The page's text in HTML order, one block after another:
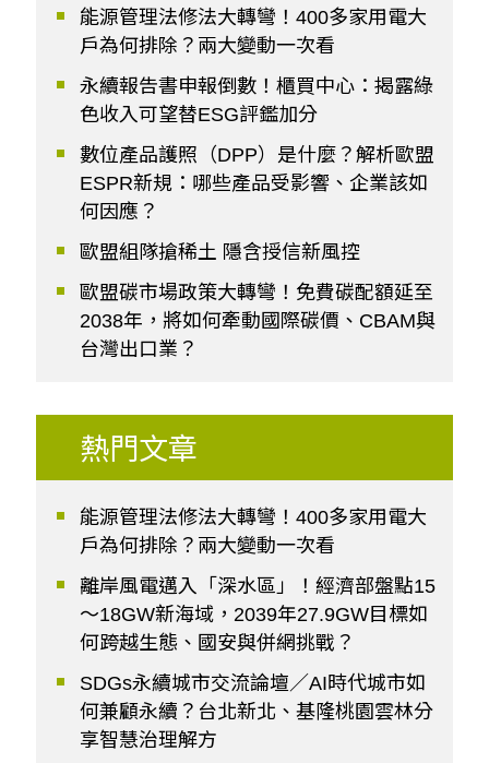
能源管理法修法大轉彎！400多家用電大
戶為何排除？兩大變動一次看
永續報告書申報倒數！櫃買中心：揭露綠
色收入可望替ESG評鑑加分
數位產品護照（DPP）是什麼？解析歐盟
ESPR新規：哪些產品受影響、企業該如
何因應？
歐盟組隊搶稀土 隱含授信新風控
歐盟碳市場政策大轉彎！免費碳配額延至
2038年，將如何牽動國際碳價、CBAM與
台灣出口業？
熱門文章
能源管理法修法大轉彎！400多家用電大
戶為何排除？兩大變動一次看
離岸風電邁入「深水區」！經濟部盤點15
～18GW新海域，2039年27.9GW目標如
何跨越生態、國安與併網挑戰？
SDGs永續城市交流論壇／AI時代城市如
何兼顧永續？台北新北、基隆桃園雲林分
享智慧治理解方